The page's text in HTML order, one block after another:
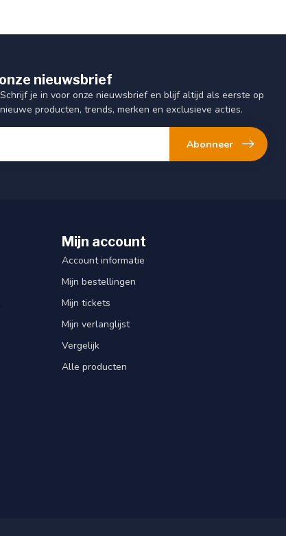
nieuwsbrief
je in voor onze nieuwsbrief en blijf altijd als eerste op
producten, trends, merken en exclusieve acties.
Abonneer
Mijn account
Account informatie
Mijn bestellingen
Mijn tickets
Mijn verlanglijst
Vergelijk
Alle producten